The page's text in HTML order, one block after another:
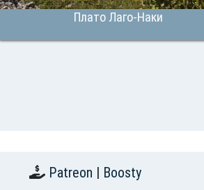
Плато Лаго-Наки
Patreon | Boosty